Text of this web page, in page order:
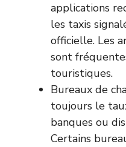
applications
les taxis
officielle. Les
sont
touristiques.
Bureaux de
toujours le
banques ou
Certains